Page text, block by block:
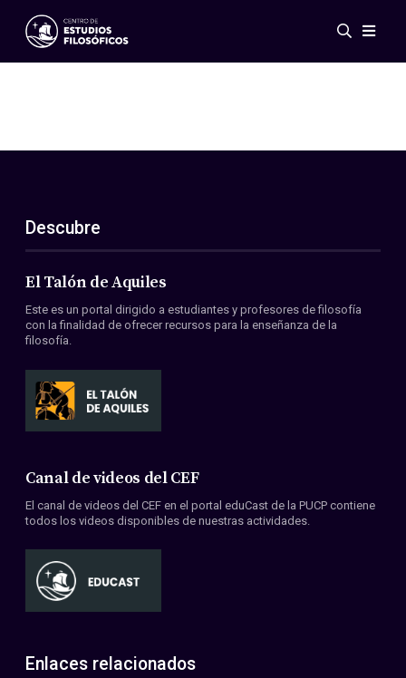
Eventos
ES
EN
Acerca de nosotros
Miembros
Convenios
Descubre
El Talón de Aquiles
Este es un portal dirigido a estudiantes y profesores de filosofía
con la finalidad de ofrecer recursos para la enseñanza de la
filosofía.
Canal de videos del CEF
El canal de videos del CEF en el portal eduCast de la PUCP contiene
todos los videos disponibles de nuestras actividades.
Enlaces relacionados